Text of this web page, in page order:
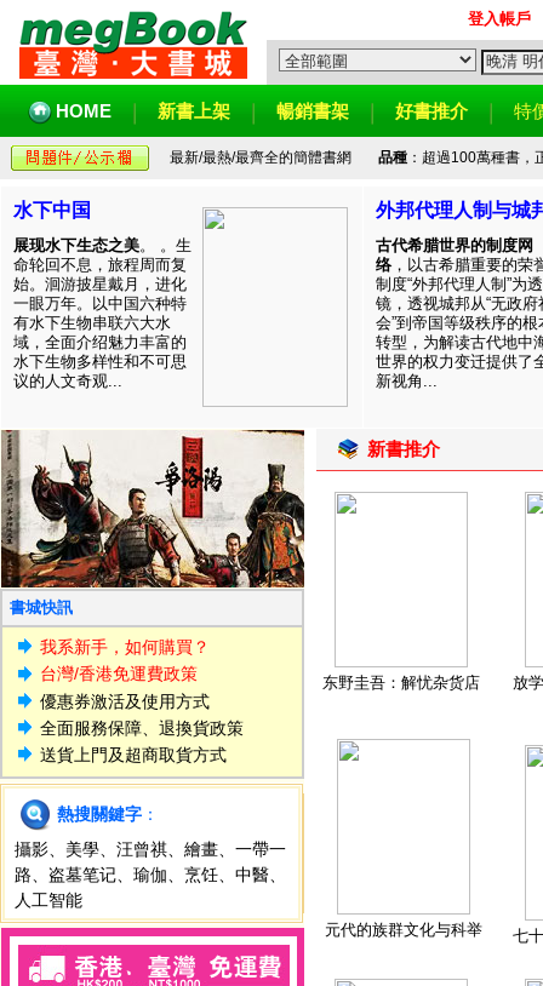
登入帳戶
HOME 新書上架 暢銷書架 好書推介 特
最新/最熱/最齊全的簡體書網 品種：超過100萬種書，
水下中国
展现水下生态之美。 。生
命轮回不息，旅程周而复
始。洄游披星戴月，进化
一眼万年。以中国六种特
有水下生物串联六大水
域，全面介绍魅力丰富的
水下生物多样性和不可思
议的人文奇观...
外邦代理人制与城
古代希腊世界的制度网
络 ，以古希腊重要的荣
制度“外邦代理人制”为透
镜，透视城邦从“无政府
会”到帝国等级秩序的根
转型，为解读古代地中
世界的权力变迁提供了
新视角...
書城快訊
我系新手，如何購買？
台灣/香港免運費政策
優惠券激活及使用方式
全面服務保障、退換貨政策
送貨上門及超商取貨方式
熱搜關鍵字 ：
攝影
美學 汪曾祺 繪畫
一帶一
路
盗墓笔记 瑜伽 烹饪 中醫
人工智能
新書推介
东野圭吾：解忧杂货店 放
元代的族群文化与科举 七